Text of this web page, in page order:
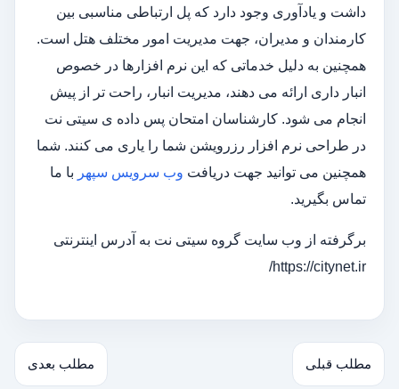
داشت و یادآوری وجود دارد که پل ارتباطی مناسبی بین
کارمندان و مدیران، جهت مدیریت امور مختلف هتل است.
همچنین به دلیل خدماتی که این نرم افزارها در خصوص
انبار داری ارائه می دهند، مدیریت انبار، راحت تر از پیش
انجام می شود. کارشناسان امتحان پس داده ی سیتی نت
در طراحی نرم افزار رزرویشن شما را یاری می کنند. شما
همچنین می توانید جهت دریافت وب سرویس سپهر با ما
تماس بگیرید.
برگرفته از وب سایت گروه سیتی نت به آدرس اینترنتی
https://citynet.ir/
مطلب قبلی مطلب بعدی